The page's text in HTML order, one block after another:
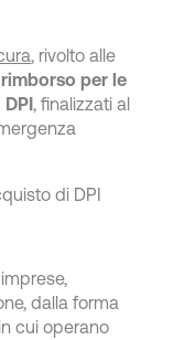
, rivolto alle
rimborso per le
, finalizzati al
di DPI
dalla forma
cui operano